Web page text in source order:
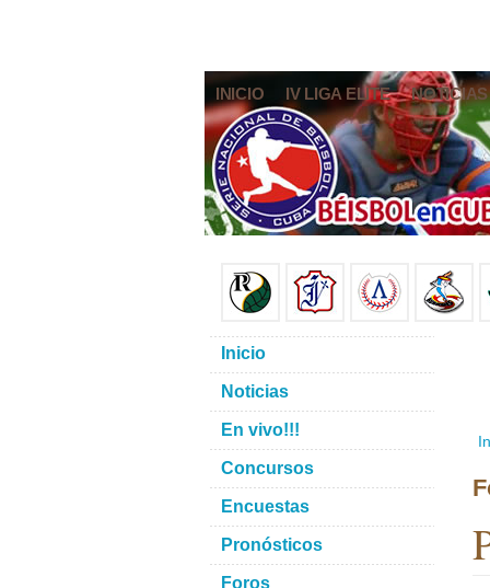
INICIO IV LIGA ELITE NOTICIAS
Inicio
Noticias
En vivo!!!
Concursos
Encuestas
Pronósticos
Foros